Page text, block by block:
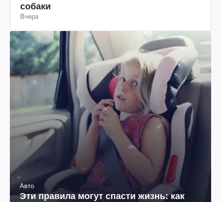
собаки
Вчера
Авто
Эти правила могут спасти жизнь: как